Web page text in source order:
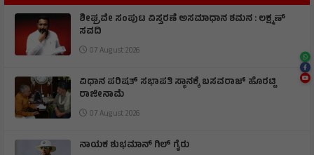
ಶೀಘ್ರವೇ ಸಂಪುಟ ವಿಸ್ತರಣೆ ಅಸಮಾಧಾನ ಶಮನ : ಲಕ್ಷ್ಮಣ್
ಸವದಿ
07 August 2026
ವಿಧಾನ ಪರಿಷತ್ ಸಭಾಪತಿ ಸ್ಥಾನಕ್ಕೆ ಬಸವರಾಜ್ ಹೊರಟ್ಟಿ
ರಾಜೀನಾಮೆ
07 August 2026
ನಾಯಕ ಶುಭಮಾನ್ ಗಿಲ್ ಗೈರು